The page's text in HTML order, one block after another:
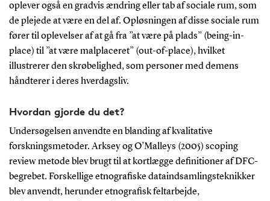
oplever også en gradvis ændring eller tab af sociale rum, som
de plejede at være en del af. Opløsningen af disse sociale rum
fører til oplevelser af at gå fra ”at være på plads” (being-in-
place) til ”at være malplaceret” (out-of-place), hvilket
illustrerer den skrøbelighed, som personer med demens
håndterer i deres hverdagsliv.
Hvordan gjorde du det?
Undersøgelsen anvendte en blanding af kvalitative
forskningsmetoder. Arksey og O’Malleys (2005) scoping
review metode blev brugt til at kortlægge definitioner af DFC-
begrebet. Forskellige etnografiske dataindsamlingsteknikker
blev anvendt, herunder etnografisk feltarbejde,